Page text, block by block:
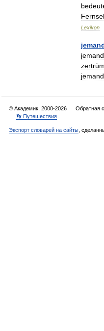
Lexikon
© Академик, 2000-2026 Обратная
👣 Путешествия
Экспорт словарей на сайты ,